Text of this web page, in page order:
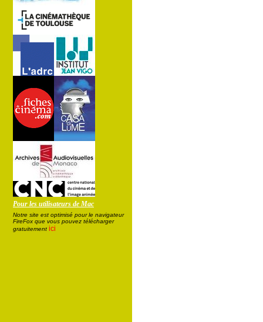
Pour les utilisateurs de Mac
Notre site est optimisé pour le navigateur
FireFox que vous pouvez télécharger
gratuitement ici